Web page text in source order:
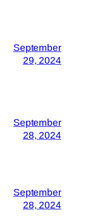
September
29, 2024
September
28, 2024
September
28, 2024